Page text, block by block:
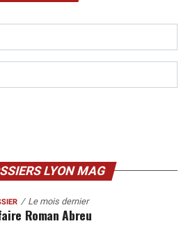
LYON MAG
Le mois dernier
Roman Abreu